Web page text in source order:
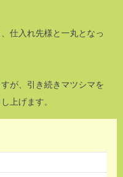
仕入れ先様と一丸となっ
が、引き続きマツシマを
上げます。